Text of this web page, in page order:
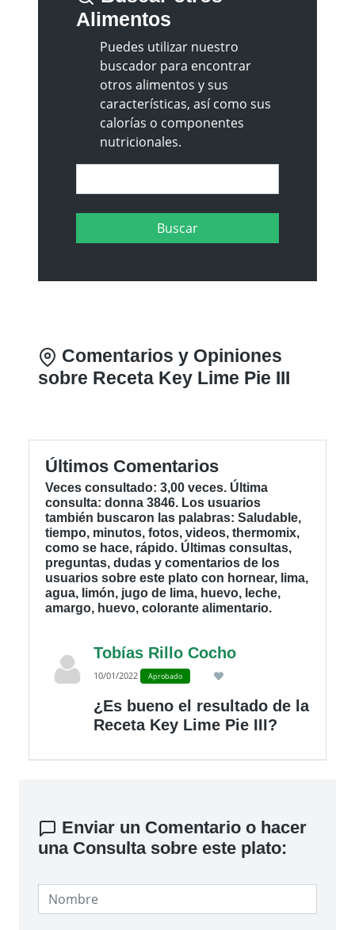
Alimentos
Puedes utilizar nuestro
buscador para encontrar
otros alimentos y sus
características, así como sus
calorías o componentes
nutricionales.
Comentarios y Opiniones
sobre Receta Key Lime Pie III
Últimos Comentarios
Veces consultado: 3,00 veces. Última
consulta: donna 3846. Los usuarios
también buscaron las palabras: Saludable,
tiempo, minutos, fotos, videos, thermomix,
como se hace, rápido. Últimas consultas,
preguntas, dudas y comentarios de los
usuarios sobre este plato con hornear, lima,
agua, limón, jugo de lima, huevo, leche,
amargo, huevo, colorante alimentario.
Tobías Rillo Cocho
10/01/2022 Aprobado
¿Es bueno el resultado de la
Receta Key Lime Pie III?
Enviar un Comentario o hacer
una Consulta sobre este plato: